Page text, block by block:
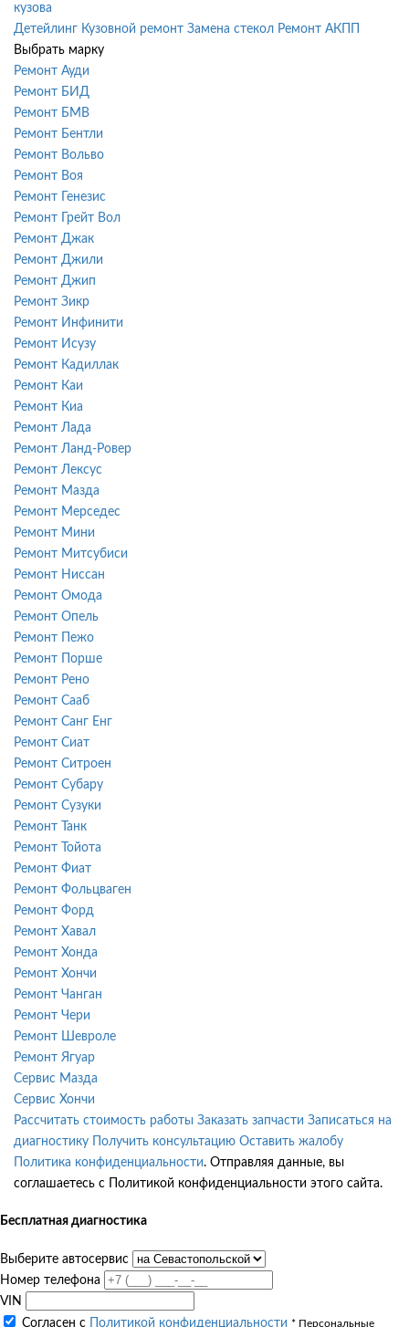
кузова
Детейлинг Кузовной ремонт Замена стекол Ремонт АКПП
Выбрать марку
Ремонт Ауди
Ремонт БИД
Ремонт БМВ
Ремонт Бентли
Ремонт Вольво
Ремонт Воя
Ремонт Генезис
Ремонт Грейт Вол
Ремонт Джак
Ремонт Джили
Ремонт Джип
Ремонт Зикр
Ремонт Инфинити
Ремонт Исузу
Ремонт Кадиллак
Ремонт Каи
Ремонт Киа
Ремонт Лада
Ремонт Ланд-Ровер
Ремонт Лексус
Ремонт Мазда
Ремонт Мерседес
Ремонт Мини
Ремонт Митсубиси
Ремонт Ниссан
Ремонт Омода
Ремонт Опель
Ремонт Пежо
Ремонт Порше
Ремонт Рено
Ремонт Сааб
Ремонт Санг Енг
Ремонт Сиат
Ремонт Ситроен
Ремонт Субару
Ремонт Сузуки
Ремонт Танк
Ремонт Тойота
Ремонт Фиат
Ремонт Фольцваген
Ремонт Форд
Ремонт Хавал
Ремонт Хонда
Ремонт Хончи
Ремонт Чанган
Ремонт Чери
Ремонт Шевроле
Ремонт Ягуар
Сервис Мазда
Сервис Хончи
Рассчитать стоимость работы Заказать запчасти Записаться на
диагностику
Получить консультацию Оставить жалобу
Политика конфиденциальности. Отправляя данные, вы
соглашаетесь с Политикой конфиденциальности этого сайта.
Бесплатная диагностика
Выберите автосервис
Номер телефона
VIN
Согласен с
Политикой конфиденциальности * Персональные